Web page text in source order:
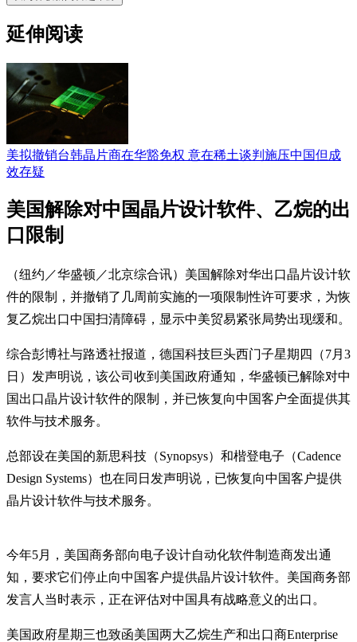
延伸阅读
美拟撤销台韩晶片商在华豁免权 意在稀土谈判施压中国但成
效存疑
美国解除对中国晶片设计软件、乙烷的出
口限制
（纽约／华盛顿／北京综合讯）美国解除对华出口晶片设计软
件的限制，并撤销了几周前实施的一项限制性许可要求，为恢
复乙烷出口中国扫清障碍，显示中美贸易紧张局势出现缓和。
综合彭博社与路透社报道，德国科技巨头西门子星期四（7月3
日）发声明说，该公司收到美国政府通知，华盛顿已解除对中
国出口晶片设计软件的限制，并已恢复向中国客户全面提供其
软件与技术服务。
总部设在美国的新思科技（Synopsys）和楷登电子（Cadence
Design Systems）也在同日发声明说，已恢复向中国客户提供
晶片设计软件与技术服务。
今年5月，美国商务部向电子设计自动化软件制造商发出通
知，要求它们停止向中国客户提供晶片设计软件。美国商务部
发言人当时表示，正在评估对中国具有战略意义的出口。
美国政府星期三也致函美国两大乙烷生产和出口商Enterprise